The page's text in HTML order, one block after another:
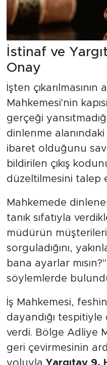
İstinaf ve
Onay
İşten çıkarılmasının
Mahkemesi'nin
gerçeği
dinlenme
ibaret olduğunu
bildirilen çıkış
düzeltilmesini talep
Mahkemede
tanık sıfatıyla
müdürün
sorguladığını,
bana ayarlar
söylemlerde
İş Mahkemesi,
dayandığı
verdi. Bölge Adliye
geri çevirmesinin
yoluylaYargıtay 9.